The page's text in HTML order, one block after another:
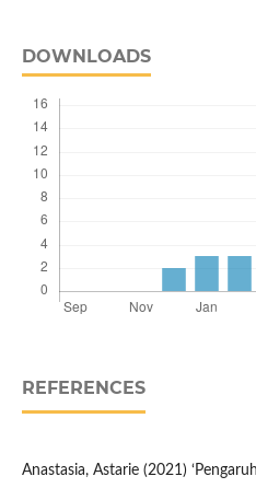
DOWNLOADS
REFERENCES
Anastasia, Astarie (2021)